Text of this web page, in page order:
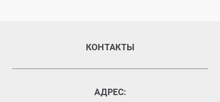
КОНТАКТЫ
АДРЕС: